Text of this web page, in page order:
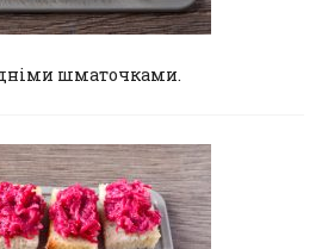
шматочками.